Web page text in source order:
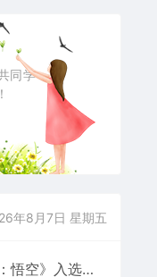
同学
年8月7日 星期五
《黑神话：悟空》入选，TGA 2024 年度最佳游戏提名名单公布